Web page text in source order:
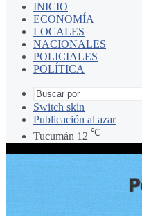
INICIO
ECONOMÍA
LOCALES
NACIONALES
POLICIALES
POLÍTICA
Switch skin
Publicación al azar
Tucumán 12 ℃